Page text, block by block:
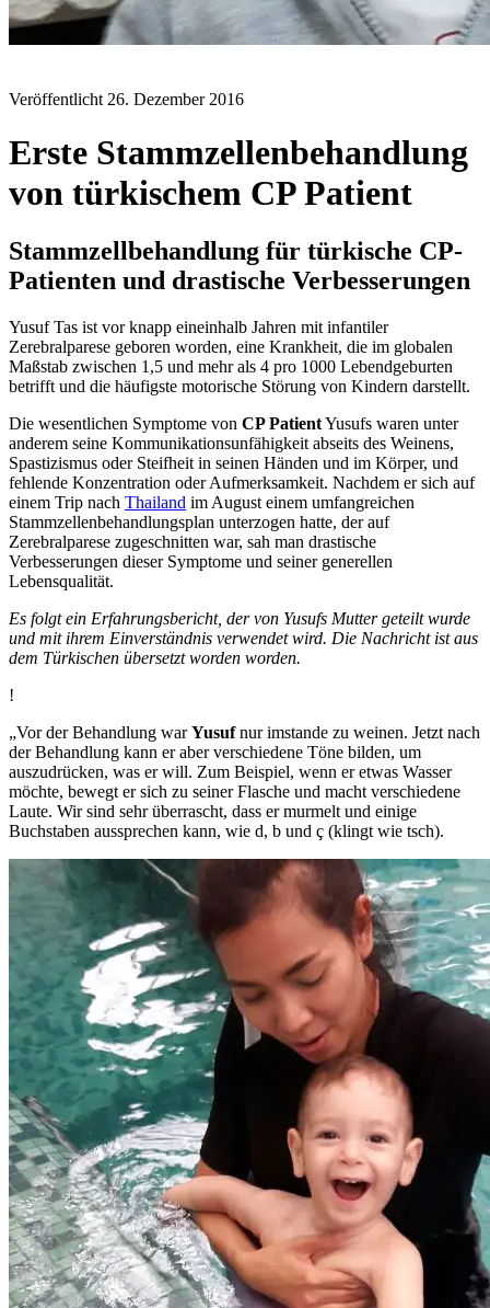
Veröffentlicht 26. Dezember 2016
Erste Stammzellenbehandlung
von türkischem CP Patient
Stammzellbehandlung für türkische CP-
Patienten und drastische Verbesserungen
Yusuf Tas ist vor knapp eineinhalb Jahren mit infantiler
Zerebralparese geboren worden, eine Krankheit, die im globalen
Maßstab zwischen 1,5 und mehr als 4 pro 1000 Lebendgeburten
betrifft und die häufigste motorische Störung von Kindern darstellt.
Die wesentlichen Symptome von CP PatientYusufs waren unter
anderem seine Kommunikationsunfähigkeit abseits des Weinens,
Spastizismus oder Steifheit in seinen Händen und im Körper, und
fehlende Konzentration oder Aufmerksamkeit. Nachdem er sich auf
einem Trip nach Thailand im August einem umfangreichen
Stammzellenbehandlungsplan unterzogen hatte, der auf
Zerebralparese zugeschnitten war, sah man drastische
Verbesserungen dieser Symptome und seiner generellen
Lebensqualität.
Es folgt ein Erfahrungsbericht, der von Yusufs Mutter geteilt wurde
und mit ihrem Einverständnis verwendet wird. Die Nachricht ist aus
dem Türkischen übersetzt worden worden.
!
„Vor der Behandlung warYusufnur imstande zu weinen. Jetzt nach
der Behandlung kann er aber verschiedene Töne bilden, um
auszudrücken, was er will. Zum Beispiel, wenn er etwas Wasser
möchte, bewegt er sich zu seiner Flasche und macht verschiedene
Laute. Wir sind sehr überrascht, dass er murmelt und einige
Buchstaben aussprechen kann, wie d, b und ç (klingt wie tsch).